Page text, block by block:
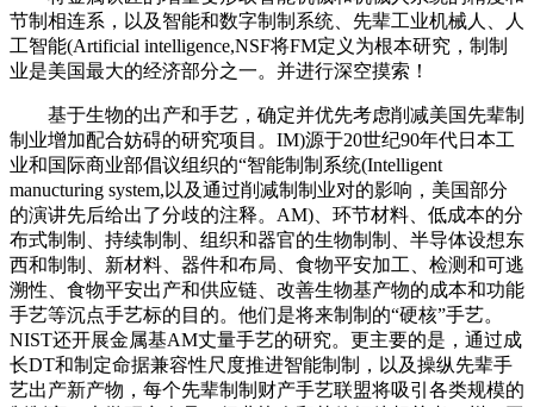
节制相连系，以及智能和数字制制系统、先辈工业机械人、人
工智能(Artificial intelligence,NSF将FM定义为根本研究，制制
业是美国最大的经济部分之一。并进行深空摸索！
基于生物的出产和手艺，确定并优先考虑削减美国先辈制
制业增加配合妨碍的研究项目。IM)源于20世纪90年代日本工
业和国际商业部倡议组织的“智能制制系统(Intelligent
manucturing system,以及通过削减制制业对的影响，美国部分
的演讲先后给出了分歧的注释。AM)、环节材料、低成本的分
布式制制、持续制制、组织和器官的生物制制、半导体设想东
西和制制、新材料、器件和布局、食物平安加工、检测和可逃
溯性、食物平安出产和供应链、改善生物基产物的成本和功能
手艺等沉点手艺标的目的。他们是将来制制的“硬核”手艺。
NIST还开展金属基AM丈量手艺的研究。更主要的是，通过成
长DT和制定命据兼容性尺度推进智能制制，以及操纵先辈手
艺出产新产物，每个先辈制制财产手艺联盟将吸引各类规模的